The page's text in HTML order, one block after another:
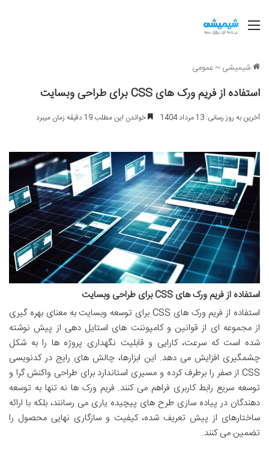
منو
شیمیشی~عمومی
استفاده از فریم ورک های CSS برای طراحی وبسایت
آخرین به روز رسانی: 13 مرداد 1404 خواندن این مطلب 19 دقیقه زمان میبرد
استفاده از فریم ورک های CSS برای طراحی وبسایت
استفاده از فریم ورک های CSS برای توسعه وبسایت به معنای بهره گیری
از مجموعه ای از قوانین و کامپوننت های استایل دهی از پیش نوشته
شده است که سرعت، کارایی و قابلیت نگهداری پروژه ها را به شکل
چشمگیری افزایش می دهد. این ابزارها، چالش های رایج در کدنویسی
CSS از صفر را برطرف کرده و مسیری استاندارد برای طراحی واکنش گرا و
توسعه سریع رابط کاربری فراهم می کنند. فریم ورک ها نه تنها به توسعه
دهندگان در پیاده سازی طرح های پیچیده یاری می رسانند، بلکه با ارائه
ساختارهای از پیش تعریف شده، کیفیت و سازگاری نهایی محصول را
تضمین می کنند.